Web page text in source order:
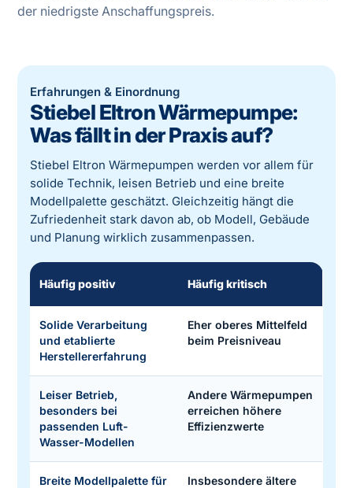
der niedrigste Anschaffungspreis.
Erfahrungen & Einordnung
Stiebel Eltron Wärmepumpe:
Was fällt in der Praxis auf?
Stiebel Eltron Wärmepumpen werden vor allem für
solide Technik, leisen Betrieb und eine breite
Modellpalette geschätzt. Gleichzeitig hängt die
Zufriedenheit stark davon ab, ob Modell, Gebäude
und Planung wirklich zusammenpassen.
Häufig positiv Häufig kritisch
Solide Verarbeitung
und etablierte
Herstellererfahrung
Eher oberes Mittelfeld
beim Preisniveau
Leiser Betrieb,
besonders bei
passenden Luft-
Wasser-Modellen
Andere Wärmepumpen
erreichen höhere
Effizienzwerte
Breite Modellpalette für
Insbesondere ältere